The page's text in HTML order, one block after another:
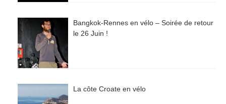
Bangkok-Rennes en vélo – Soirée de retour
le 26 Juin !
La côte Croate en vélo